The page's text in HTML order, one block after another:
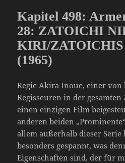
Kapitel 498:
28: ZATOICHI
KIRI/ZATOICHIS
(1965)
Regie Akira Inoue, einer
Regisseuren in der
einen einzigen Film
anderen beiden
allem außerhalb dieser
besonders gespannt, was
Eigenschaften sind, der für